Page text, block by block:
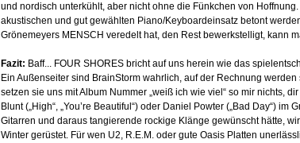
und nordisch unterkühlt, aber nicht ohne die Fünkchen von
akustischen und gut gewählten Piano/Keyboardeinsatz betont
Grönemeyers MENSCH veredelt hat, den Rest bewerkstelligt, kann
Fazit: Baff... FOUR SHORES bricht auf uns herein wie das
Ein Außenseiter sind BrainStorm wahrlich, auf der Rechnung
setzen sie uns mit Album Nummer „weiß ich wie viel“ so mir nichts,
Blunt („High“, „You’re Beautiful“) oder Daniel Powter („Bad Day“)
Gitarren und daraus tangierende rockige Klänge gewünscht hätte,
Winter gerüstet. Für wen U2, R.E.M. oder gute Oasis Platten